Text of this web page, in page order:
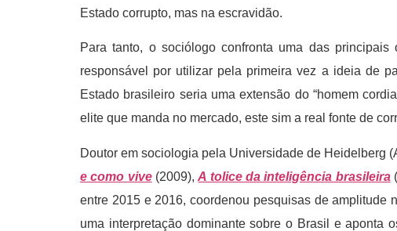
Estado corrupto, mas na escravidão.
Para tanto, o sociólogo confronta uma das principais
responsável por utilizar pela primeira vez a ideia de
Estado brasileiro seria uma extensão do “homem
elite que manda no mercado, este sim a real fonte de
Doutor em sociologia pela Universidade de Heidelberg
e como vive(2009),A tolice da inteligência brasileira
entre 2015 e 2016, coordenou pesquisas de
uma interpretação dominante sobre o Brasil e aponta